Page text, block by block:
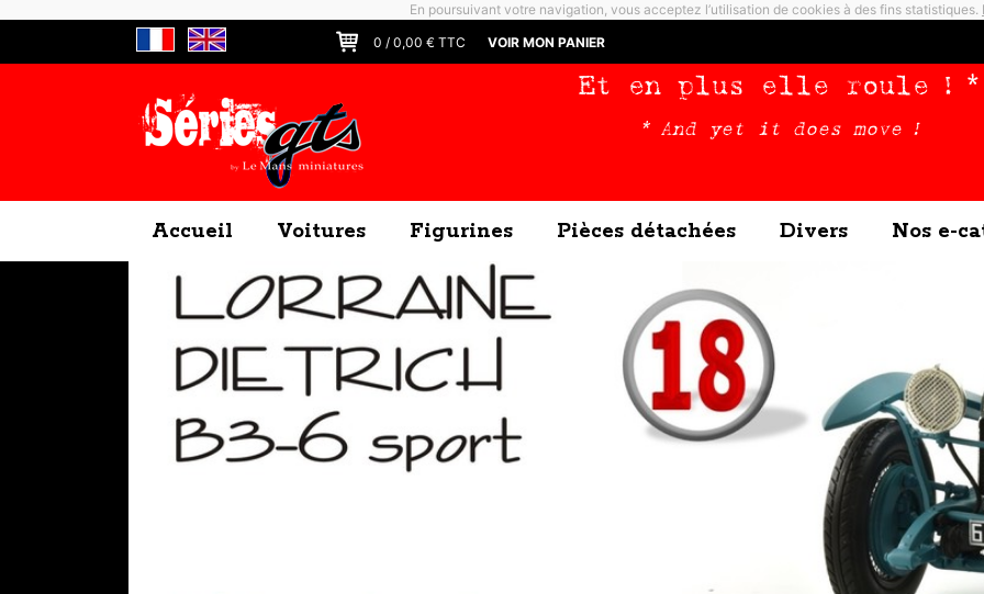
En poursuivant votre navigation, vous acceptez l’utilisation de cookies à des fins statistiques.
0 / 0,00 € TTC VOIR MON PANIER
Accueil Voitures Figurines Pièces détachées Divers Nos e-
Et en plus elle roule ! *
* And yet it does move !